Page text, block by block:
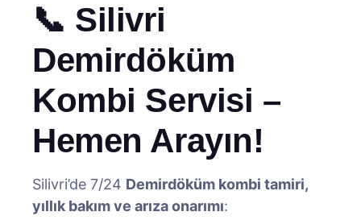
📞 Silivri
Demirdöküm
Kombi Servisi –
Hemen Arayın!
Silivri’de 7/24 Demirdöküm kombi tamiri,
yıllık bakım ve arıza onarımı: